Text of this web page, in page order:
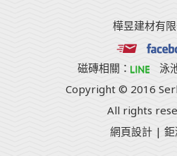
樺昱建材有
磁磚相關：
泳
Copyright © 2016
All rights
網頁設計| 鉅